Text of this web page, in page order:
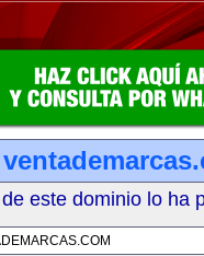
este dominio lo ha